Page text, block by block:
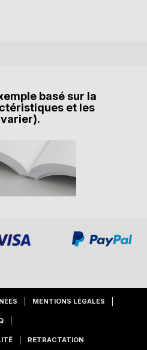
basé sur la
et les
MENTIONS LÉGALES
RETRACTATION